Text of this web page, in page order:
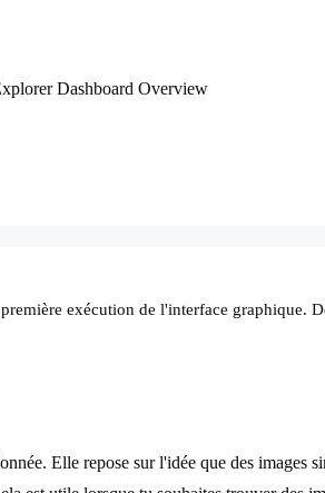
Dashboard Overview
exécution de l'interface graphique.
Elle repose sur l'idée que des images